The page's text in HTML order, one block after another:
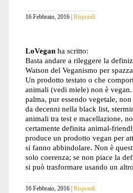
16 Febbraio, 2016 Rispondi
LoVegan ha scritto:
Basta andare a rileggere la
Watson del Veganismo per
Un prodotto testato o che
animali (vedi miele) non è
palma, pur essendo vegetale,
da decenni nella black list,
animali tra test e macellazione,
certamente definita animal-
produce un prodotto vegan per
si fanno abbindolare. Non è
solo coerenza; se non piace la
si può trasformare usando un
16 Febbraio, 2016 Rispondi